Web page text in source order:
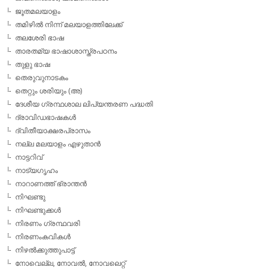
ജൂതമലയാളം
തമിഴില്‍ നിന്ന് മലയാളത്തിലേക്ക്
തലശേരി ഭാഷ
താരതമ്യ ഭാഷാശാസ്ത്രപഠനം
തുളു ഭാഷ
തെരുവുനാടകം
തെറ്റും ശരിയും (അ)
ദേശീയ ഗ്രന്ഥശാല ലിപ്യന്തരണ പദ്ധതി
ദ്രാവിഡഭാഷകള്‍
ദ്വിതീയാക്ഷരപ്രാസം
നല്ല മലയാളം എഴുതാന്‍
നാട്ടറിവ്
നാട്യഗൃഹം
നാറാണത്ത് ഭ്രാന്തന്‍
നിഘണ്ടു
നിഘണ്ടുക്കള്‍
നിരണം ഗ്രന്ഥവരി
നിരണംകവികള്‍
നിഴല്‍ക്കുത്തുപാട്ട്
നോവെല്ല, നോവല്‍, നോവലെറ്റ്